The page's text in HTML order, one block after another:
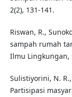
2(2), 131-141.
Riswan, R.,
sampah rumah
Ilmu Lingkungan,
Sulistiyorini, N. R.,
Partisipasi